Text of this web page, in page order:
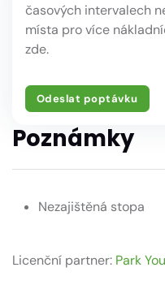
časových intervalech
místa pro více
zde.
Odeslat poptávku
Poznámky
Nezajištěná stopa
Licenční partner: Park